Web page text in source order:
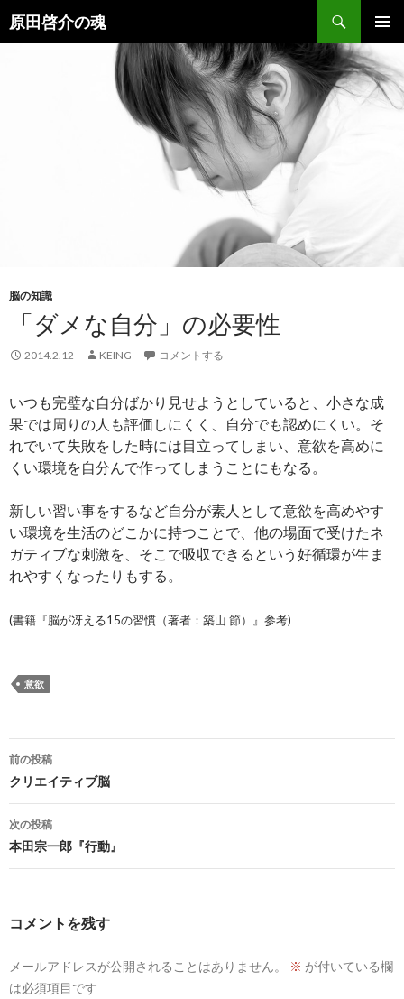
原田啓介の魂
索
メインメ
ニュー
脳の知識
「ダメな自分」の必要性
2014.2.12 KEING コメントする
いつも完璧な自分ばかり見せようとしていると、小さな成
果では周りの人も評価しにくく、自分でも認めにくい。そ
れでいて失敗をした時には目立ってしまい、意欲を高めに
くい環境を自分んで作ってしまうことにもなる。
新しい習い事をするなど自分が素人として意欲を高めやす
い環境を生活のどこかに持つことで、他の場面で受けたネ
ガティブな刺激を、そこで吸収できるという好循環が生ま
れやすくなったりもする。
(書籍『脳が冴える15の習慣（著者：築山 節）』参考)
意欲
投
稿
ナ
ビ
ゲ
ョ
前の投稿
クリエイティブ脳
次の投稿
本田宗一郎『行動』
コメントを残す
メールアドレスが公開されることはありません。 ※ が付いている欄
は必須項目です